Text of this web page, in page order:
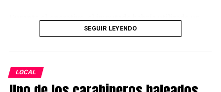
detenido con el crimen, el fiscal señaló que existen
diligencias como interceptaciones telefónicas realizadas
Según explicó, en una de estas comunicaciones,
registrada en la Región de Los Ríos, personas
revólver para disparar contra los funcionarios policiales,
recibió un impacto balístico en el rostro, y al suboficial
Roberto Canio Quilaleo, quien resultó con una herida de
bala en el abdomen.
SEGUIR LEYENDO
LOCAL